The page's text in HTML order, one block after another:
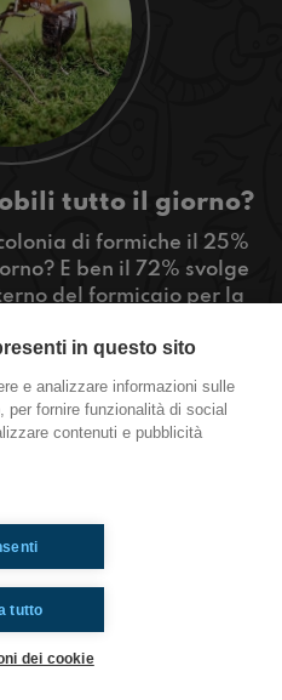
tutto il giorno?
di formiche il 25%
E ben il 72% svolge
del formicaio per la
servizio di Mario
in questo sito
e analizzare informazioni sulle
fornire funzionalità di social
contenuti e pubblicità
tutto
dei cookie